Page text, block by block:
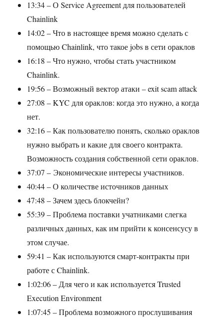
13:34 – О Service Agreement для пользователей
Chainlink
14:02 – Что в настоящее время можно сделать с
помощью Chainlink, что такое jobs в сети ораклов
16:18 – Что нужно, чтобы стать участником
Chainlink.
19:56 – Возможный вектор атаки – exit scam attack
27:08 – KYC для ораклов: когда это нужно, а когда
нет.
32:16 – Как пользователю понять, сколько ораклов
нужно выбрать и какие для своего контракта.
Возможность создания собственной сети ораклов.
37:07 – Экономические интересы участников.
40:44 – О количестве источников данных
47:48 – Зачем здесь блокчейн?
55:39 – Проблема поставки учатниками слегка
различных данных, как им прийти к консенсусу в
этом случае.
59:41 – Как используются смарт-контракты при
работе с Chainlink.
1:02:06 – Для чего и как используется Trusted
Execution Environment
1:07:45 – Проблема возможного прослушивания